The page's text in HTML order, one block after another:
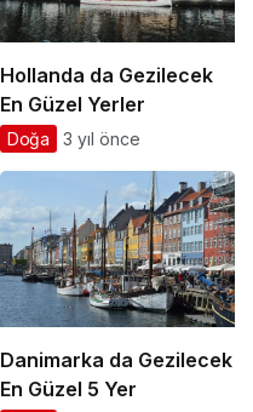
Hollanda da Gezilecek
En Güzel Yerler
Doğa 3 yıl önce
Danimarka da Gezilecek
En Güzel 5 Yer